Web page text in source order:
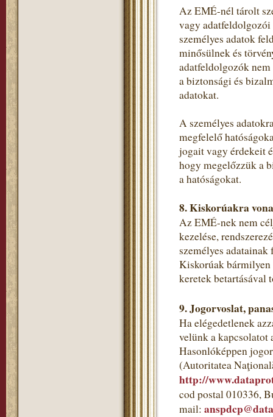
Az EMÉ-nél tárolt
vagy
személyes adatok
minősülnek és
adatfeldolgozók
a biztonsági és
adatokat.
A személyes
megfelelő
jogait vagy érdekeit
hogy megelőzzük a
a hatóságokat.
8. Kiskorúakra
Az EMÉ-nek nem
kezelése,
személyes
Kiskorúak bármilyen
keretek betartásával
9. Jogorvoslat,
Ha elégedetlenek
velünk a kapcsolatot
Hasonlóképpen
(Autoritatea
http://
cod postal 010336,
mail: